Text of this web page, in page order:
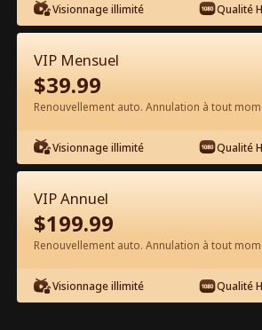
Épisode 25 - Dernier Bus
Film complet
1-50 51-60
25
Visionnage illimité Qualité
VIP Mensuel
$39.99
Renouvellement auto. Annulation à tout
Visionnage illimité Qualité
VIP Annuel
$199.99
Renouvellement auto. Annulation à tout
Visionnage illimité Qualité